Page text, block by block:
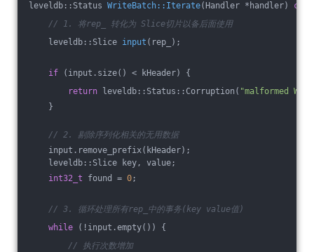
leveldb::Status WriteBatch::Iterate(Handler *handler)
// 1. 将rep_ 转化为 Slice切片以备后面使用
leveldb::Slice input (rep_) ;
if (input.size() < kHeader) {
return leveldb::Status::Corruption( "malformed
}
// 2. 剔除序列化相关的无用数据
input.remove_prefix(kHeader);
leveldb::Slice key, value;
int32_t found = 0;
// 3. 循环处理所有rep_中的事务(key value值)
while (!input.empty()) {
// 执行次数增加